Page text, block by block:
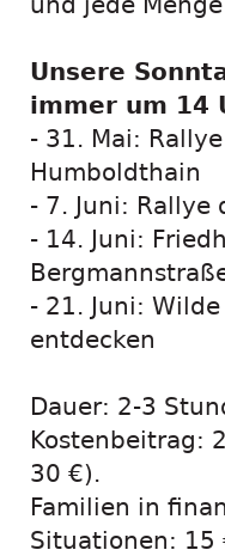
Unsere
immer um 14
- 31. Mai:
Humboldthain
- 7. Juni: Rallye
- 14. Juni:
- 21. Juni:
entdecken
Dauer: 2-3
Kostenbeitrag:
30 €).
Familien in
Situationen: 15